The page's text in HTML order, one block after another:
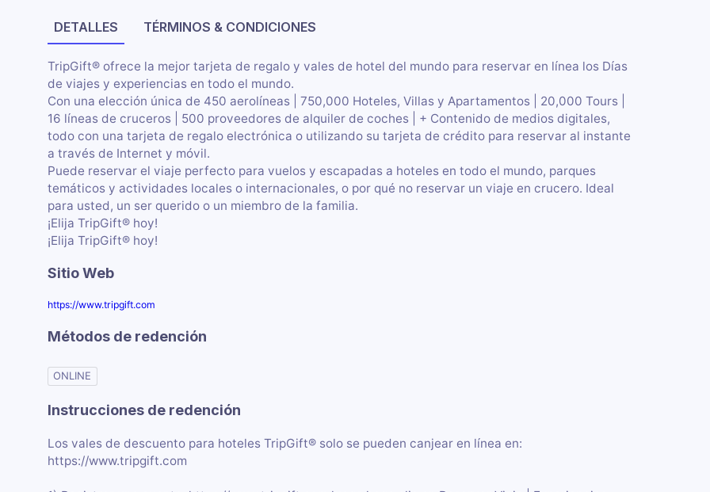
DETALLES TÉRMINOS & CONDICIONES
TripGift® ofrece la mejor tarjeta de regalo y vales de hotel del mundo para reservar en línea los Días
de viajes y experiencias en todo el mundo.
Con una elección única de 450 aerolíneas | 750,000 Hoteles, Villas y Apartamentos | 20,000 Tours |
16 líneas de cruceros | 500 proveedores de alquiler de coches | + Contenido de medios digitales,
todo con una tarjeta de regalo electrónica o utilizando su tarjeta de crédito para reservar al instante
a través de Internet y móvil.
Puede reservar el viaje perfecto para vuelos y escapadas a hoteles en todo el mundo, parques
temáticos y actividades locales o internacionales, o por qué no reservar un viaje en crucero. Ideal
para usted, un ser querido o un miembro de la familia.
¡Elija TripGift® hoy!
¡Elija TripGift® hoy!
Sitio Web
https://www.tripgift.com
Métodos de redención
ONLINE
Instrucciones de redención
Los vales de descuento para hoteles TripGift® solo se pueden canjear en línea en:
https://www.tripgift.com